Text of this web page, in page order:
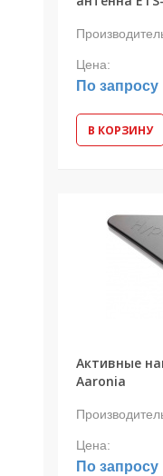
Цена:
По запросу
В КОРЗИНУ
Активные
Aaronia
Цена:
По запросу